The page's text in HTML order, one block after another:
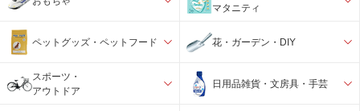
マタニティ
ペットグッズ・ペットフード 花・ガーデン・DIY
スポーツ・
アウトドア
日用品雑貨・文房具・手芸